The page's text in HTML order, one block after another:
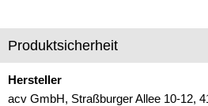
M10 x 0,75
Produktsicherheit
Hersteller
acv GmbH, Straßburger Allee 10-12,